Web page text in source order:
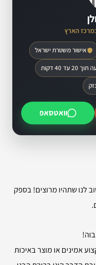
הארץ
אישור משטרת ישראל
20 עד 40 דקות
וואטסאפ
לנו שתהיו מרוצים! בספק
אמינים או מוצר באיכות